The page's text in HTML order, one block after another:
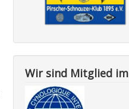
Wir sind Mitglied im